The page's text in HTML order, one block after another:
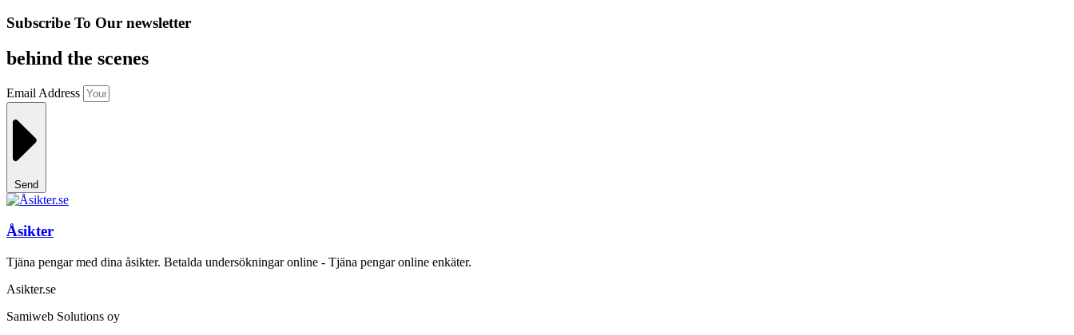
Subscribe To Our newsletter
behind the scenes
Email Address
Send
Åsikter
Tjäna pengar med dina åsikter. Betalda undersökningar online - Tjäna pengar online enkäter.
Asikter.se
Samiweb Solutions oy